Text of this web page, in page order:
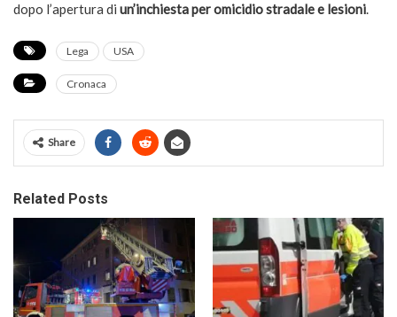
dopo l’apertura di un’inchiesta per omicidio stradale e lesioni.
Lega USA
Cronaca
Share
Related Posts